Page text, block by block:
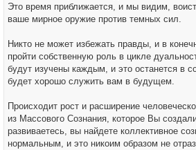
Это время приближается, и мы видим,
ваше мирное оружие против темных сил.
Никто не может избежать правды, и в
пройти собственную роль в цикле
будут изучены каждым, и это останется в
будет хорошо служить вам в будущем.
Происходит рост и расширение
из Массового Сознания, которое Вы
развиваетесь, вы найдете коллективное
нормальным, и это никоим образом не